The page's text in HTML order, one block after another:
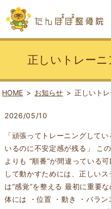
正しいトレーニ
HOME お知らせ 正しいト
2026/05/10
「頑張ってトレーニングして
いるのに不安定感が残る」 こ
よりも “順番”が間違っている
して動かすためには、正しい
は“感覚”を整える 最初に重要
体には ・位置 ・動き ・バラ